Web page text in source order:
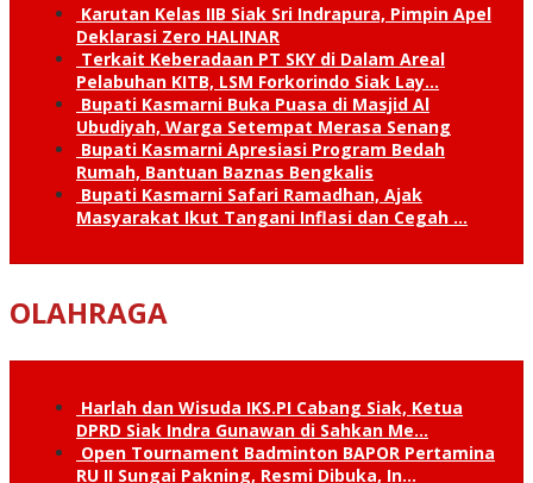
Karutan Kelas IIB Siak Sri Indrapura, Pimpin Apel
Deklarasi Zero HALINAR
Terkait Keberadaan PT SKY di Dalam Areal
Pelabuhan KITB, LSM Forkorindo Siak Lay…
Bupati Kasmarni Buka Puasa di Masjid Al
Ubudiyah, Warga Setempat Merasa Senang
Bupati Kasmarni Apresiasi Program Bedah
Rumah, Bantuan Baznas Bengkalis
Bupati Kasmarni Safari Ramadhan, Ajak
Masyarakat Ikut Tangani Inflasi dan Cegah …
OLAHRAGA
Harlah dan Wisuda IKS.PI Cabang Siak, Ketua
DPRD Siak Indra Gunawan di Sahkan Me…
Open Tournament Badminton BAPOR Pertamina
RU II Sungai Pakning, Resmi Dibuka, In…